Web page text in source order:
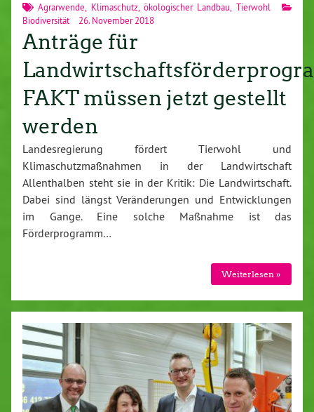
Agrarwende Klimaschutz,ökologischer Landbau
Tierwohl
Biodiversität
26. November 2018
Anträge für
FAKT müssen jetzt gestellt
werden
Landesregierung fördert Tierwohl und
Klimaschutzmaßnahmen in der Landwirtschaft
Allenthalben steht sie in der Kritik: Die Landwirtschaft.
Dabei sind längst Veränderungen und Entwicklungen
im Gange. Eine solche Maßnahme ist das
Förderprogramm…
Weiterlesen »